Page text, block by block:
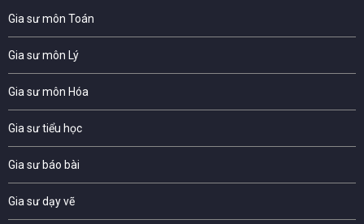
Gia sư môn Toán
Gia sư môn Lý
Gia sư môn Hóa
Gia sư tiểu học
Gia sư báo bài
Gia sư dạy vẽ